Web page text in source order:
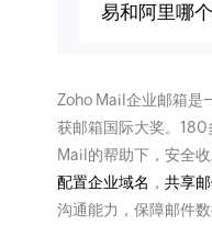
易和阿里哪
Zoho Mail企业邮箱是
获邮箱国际大奖。
Mail的帮助下，安全
配置企业域名 ， 共享
沟通能力，保障邮件数